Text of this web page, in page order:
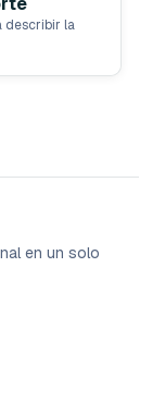
describir la
en un solo